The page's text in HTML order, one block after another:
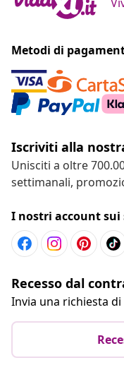
Metodi di
Iscriviti alla
Unisciti a oltre
settimanali,
I nostri account sui
Recesso dal
Invia una richiesta